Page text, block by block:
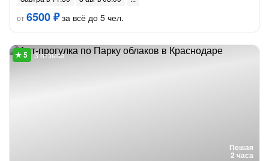
от6500 ₽за всё до 5 чел.
Пешая
2 часа
3 отзыва